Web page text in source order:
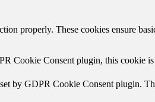
properly. These cookies ensure
Cookie Consent plugin, this cookie
by GDPR Cookie Consent plugin.